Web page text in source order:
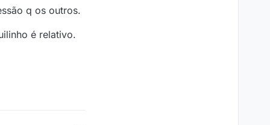
q os outros.
é relativo.